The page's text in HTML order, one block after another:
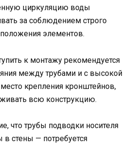
циркуляцию воды
за соблюдением строго
элементов.
к монтажу рекомендуется
между трубами и с высокой
крепления кронштейнов,
всю конструкцию.
что трубы подводки носителя
в стены — потребуется